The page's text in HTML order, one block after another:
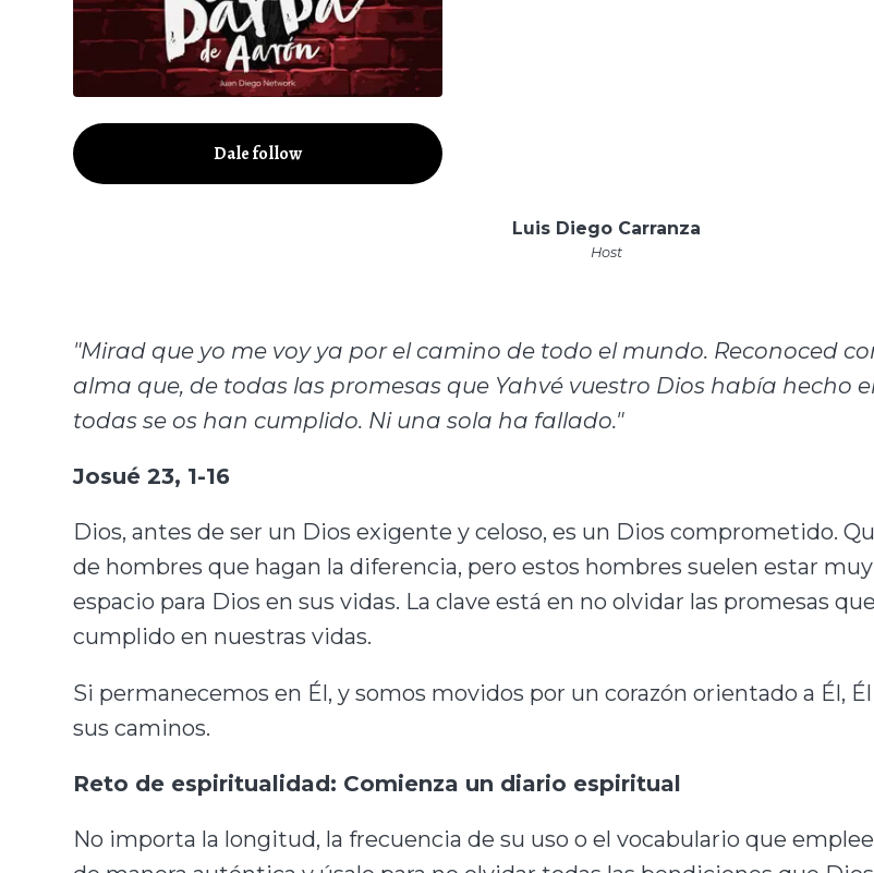
Dale follow
Luis Diego Carranza
Host
"Mirad que yo me voy ya por el camino de todo el mundo. Reconoced
alma que, de todas las promesas que Yahvé vuestro Dios había hecho
todas se os han cumplido. Ni una sola ha fallado."
Josué 23, 1-16
Dios, antes de ser un Dios exigente y celoso, es un Dios comprometido.
de hombres que hagan la diferencia, pero estos hombres suelen estar
espacio para Dios en sus vidas. La clave está en no olvidar las promesas
cumplido en nuestras vidas.
Si permanecemos en Él, y somos movidos por un corazón orientado a Él,
sus caminos.
Reto de espiritualidad: Comienza un diario espiritual
No importa la longitud, la frecuencia de su uso o el vocabulario que